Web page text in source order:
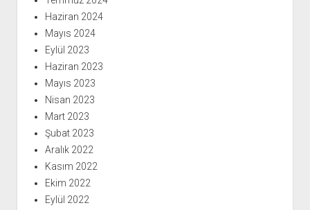
Haziran 2024
Mayıs 2024
Eylül 2023
Haziran 2023
Mayıs 2023
Nisan 2023
Mart 2023
Şubat 2023
Aralık 2022
Kasım 2022
Ekim 2022
Eylül 2022